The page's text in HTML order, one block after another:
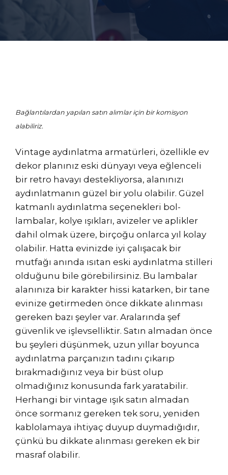
Bağlantılardan yapılan satın alımlar için bir komisyon
alabiliriz.
Vintage aydınlatma armatürleri, özellikle ev
dekor planınız eski dünyayı veya eğlenceli
bir retro havayı destekliyorsa, alanınızı
aydınlatmanın güzel bir yolu olabilir. Güzel
katmanlı aydınlatma seçenekleri bol-
lambalar, kolye ışıkları, avizeler ve aplikler
dahil olmak üzere, birçoğu onlarca yıl kolay
olabilir. Hatta evinizde iyi çalışacak bir
mutfağı anında ısıtan eski aydınlatma stilleri
olduğunu bile görebilirsiniz. Bu lambalar
alanınıza bir karakter hissi katarken, bir tane
evinize getirmeden önce dikkate alınması
gereken bazı şeyler var. Aralarında şef
güvenlik ve işlevselliktir. Satın almadan önce
bu şeyleri düşünmek, uzun yıllar boyunca
aydınlatma parçanızın tadını çıkarıp
bırakmadığınız veya bir büst olup
olmadığınız konusunda fark yaratabilir.
Herhangi bir vintage ışık satın almadan
önce sormanız gereken tek soru, yeniden
kablolamaya ihtiyaç duyup duymadığıdır,
çünkü bu dikkate alınması gereken ek bir
masraf olabilir.